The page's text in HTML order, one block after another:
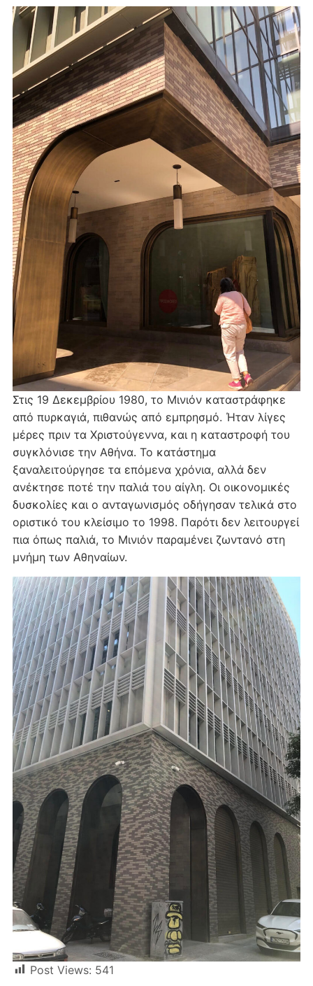
Στις 19 Δεκεμβρίου 1980, το Μινιόν καταστράφηκε
από πυρκαγιά, πιθανώς από εμπρησμό. Ήταν λίγες
μέρες πριν τα Χριστούγεννα, και η καταστροφή του
συγκλόνισε την Αθήνα. Το κατάστημα
ξαναλειτούργησε τα επόμενα χρόνια, αλλά δεν
ανέκτησε ποτέ την παλιά του αίγλη. Οι οικονομικές
δυσκολίες και ο ανταγωνισμός οδήγησαν τελικά στο
οριστικό του κλείσιμο το 1998. Παρότι δεν λειτουργεί
πια όπως παλιά, το Μινιόν παραμένει ζωντανό στη
μνήμη των Αθηναίων.
Post Views: 541